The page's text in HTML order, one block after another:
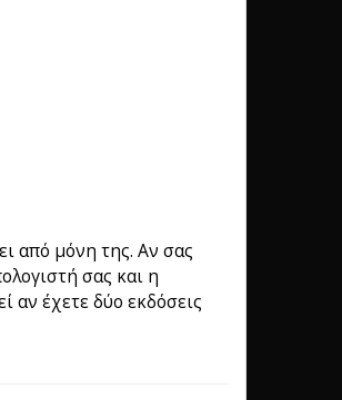
από μόνη της. Αν σας
σας και η
αν έχετε δύο εκδόσεις